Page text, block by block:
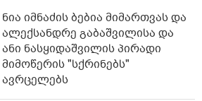
ნია იმნაძის ბებია მიმართვას და
ალექსანდრე გაბაშვილისა და
ანი ნასყიდაშვილის პირადი
მიმოწერის "სქრინებს"
ავრცელებს